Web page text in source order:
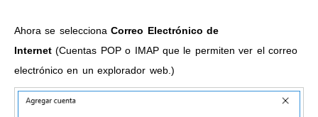
Ahora se seleccionaCorreo Electrónico de
Internet (Cuentas POP o IMAP que le permiten ver el correo
electrónico en un explorador web.)